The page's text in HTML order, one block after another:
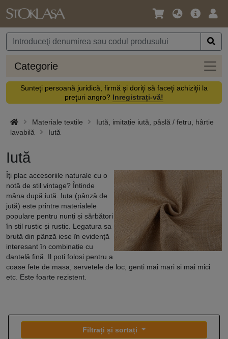
Limbă
Monedă
Meniul
Categorie
Sunteţi persoană juridică, firmă şi doriţi să faceţi achiziţii la
preţuri angro? Inregistrați-vă!
Materiale textile
Iută, imitație iută, pâslă / fetru, hârtie
lavabilă
Iută
Iută
Îți plac accesoriile naturale cu o
notă de stil vintage? Întinde
mâna după iută. Iuta (pânză de
jută) este printre materialele
populare pentru nunți și sărbători
în stil rustic și rustic. Legatura sa
brută din pânză iese în evidență
interesant în combinație cu
dantelă fină. Il poti folosi pentru a
coase fete de masa, servetele de loc, genti mai mari si mai mici
etc. Este foarte rezistent.
Filtrați și sortați